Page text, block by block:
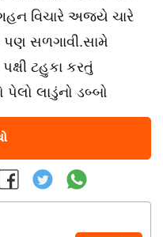
વિચારે અજયે ચારે
પણ સળગાવી.સામે
ટહુકા કરતું
લાડુંનો ડબ્બો